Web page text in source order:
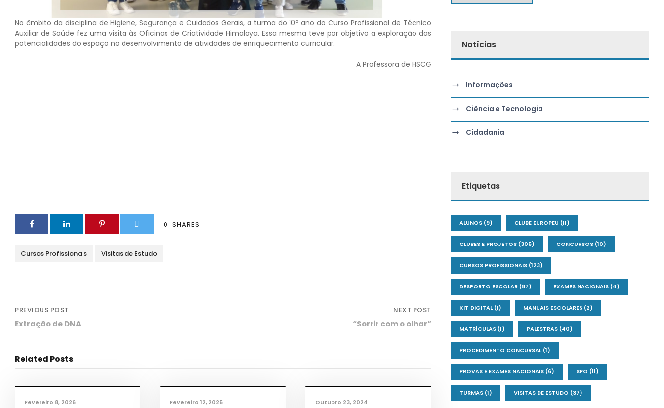
No âmbito da disciplina de Higiene, Segurança e Cuidados Gerais, a turma do 10º ano do Curso Profissional de Técnico
Auxiliar de Saúde fez uma visita às Oficinas de Criatividade Himalaya. Essa mesma teve por objetivo a exploração das
potencialidades do espaço no desenvolvimento de atividades de enriquecimento curricular.
A Professora de HSCG
0 SHARES
Cursos Profissionais Visitas de Estudo
PREVIOUS POST
Extração de DNA
NEXT POST
“Sorrir com o olhar”
Related Posts
Ciência e Tecnologia
TMEC,TQA
Fevereiro 8, 2026
TMEC,TQA
Fevereiro 12, 2025
Informações,Notícias,TEAC
Outubro 23, 2024
Notícias
Informações
Ciência e Tecnologia
Cidadania
Etiquetas
ALUNOS(9) CLUBE EUROPEU (11)
CLUBES E PROJETOS(305) CONCURSOS(10)
CURSOS PROFISSIONAIS(123)
DESPORTO ESCOLAR(87) EXAMES NACIONAIS(4)
KIT DIGITAL(1) MANUAIS ESCOLARES(2)
MATRÍCULAS(1) PALESTRAS(40)
PROCEDIMENTO CONCURSAL(1)
PROVAS E EXAMES NACIONAIS(6) SPO (11)
TURMAS(1) VISITAS DE ESTUDO (37)